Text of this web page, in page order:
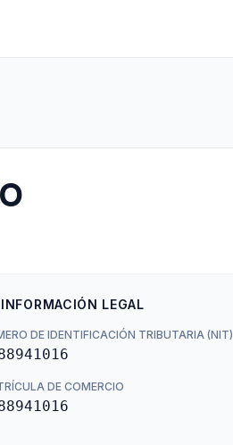
INFORMACIÓN LEGAL
DE IDENTIFICACIÓN TRIBUTARIA (NIT)
DE COMERCIO